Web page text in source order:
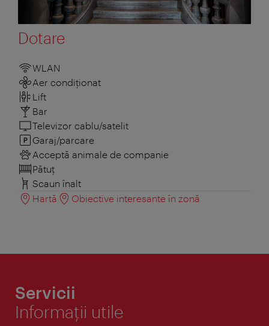
Dotare
WLAN
Aer condiționat
Lift
Bar
Televizor cablu/satelit
Garaj/parcare
Acceptă animale de companie
Pătuţ
Scaun înalt
Hartă
Obiective interesante în zonă
Servicii
Informaţii utile